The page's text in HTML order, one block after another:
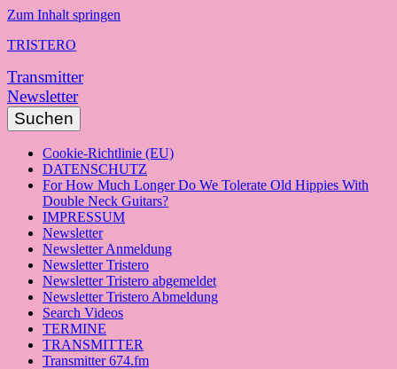
Zum Inhalt springen
TRISTERO
Transmitter
Newsletter
Suchen
Cookie-Richtlinie (EU)
DATENSCHUTZ
For How Much Longer Do We Tolerate Old Hippies With
Double Neck Guitars?
IMPRESSUM
Newsletter
Newsletter Anmeldung
Newsletter Tristero
Newsletter Tristero abgemeldet
Newsletter Tristero Abmeldung
Search Videos
TERMINE
TRANSMITTER
Transmitter 674.fm